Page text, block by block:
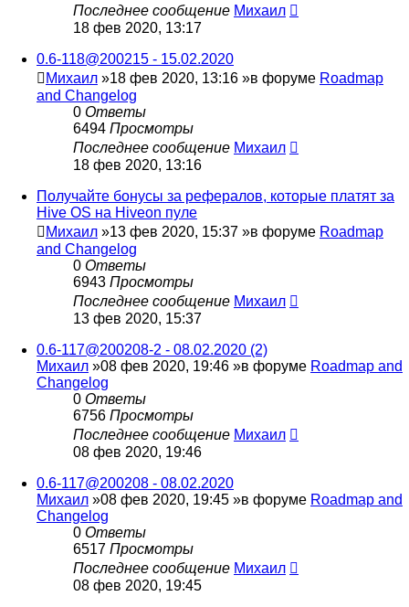
Последнее сообщение Михаил
18 фев 2020, 13:17
0.6-118@200215 - 15.02.2020
Михаил »18 фев 2020, 13:16 »в форуме Roadmap
and Changelog
0 Ответы
6494 Просмотры
Последнее сообщение Михаил
18 фев 2020, 13:16
Получайте бонусы за рефералов, которые платят за
Hive OS на Hiveon пуле
Михаил »13 фев 2020, 15:37 »в форуме Roadmap
and Changelog
0 Ответы
6943 Просмотры
Последнее сообщение Михаил
13 фев 2020, 15:37
0.6-117@200208-2 - 08.02.2020 (2)
Михаил »08 фев 2020, 19:46 »в форуме Roadmap and
Changelog
0 Ответы
6756 Просмотры
Последнее сообщение Михаил
08 фев 2020, 19:46
0.6-117@200208 - 08.02.2020
Михаил »08 фев 2020, 19:45 »в форуме Roadmap and
Changelog
0 Ответы
6517 Просмотры
Последнее сообщение Михаил
08 фев 2020, 19:45